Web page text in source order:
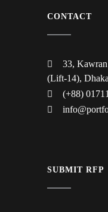
CONTACT
33,
(Lift-14),
(+88)
SUBMIT RFP